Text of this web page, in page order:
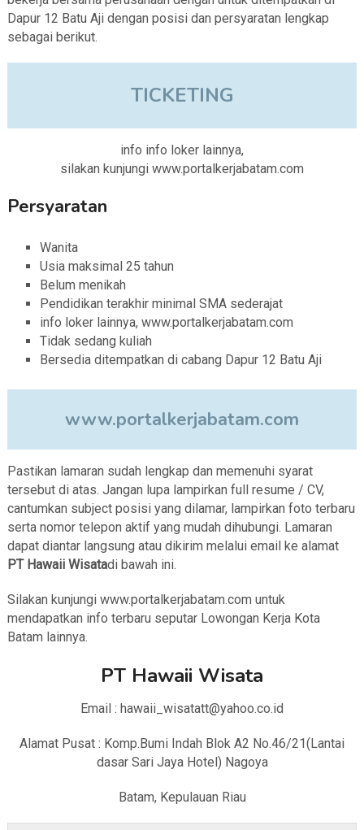
Dapur 12 Batu Aji dengan posisi dan persyaratan lengkap
sebagai berikut.
TICKETING
info info loker lainnya,
silakan kunjungi www.portalkerjabatam.com
Persyaratan
Wanita
Usia maksimal 25 tahun
Belum menikah
Pendidikan terakhir minimal SMA sederajat
info loker lainnya, www.portalkerjabatam.com
Tidak sedang kuliah
Bersedia ditempatkan di cabang Dapur 12 Batu Aji
www.portalkerjabatam.com
Pastikan lamaran sudah lengkap dan memenuhi syarat
tersebut di atas. Jangan lupa lampirkan full resume / CV,
cantumkan subject posisi yang dilamar, lampirkan foto terbaru
serta nomor telepon aktif yang mudah dihubungi. Lamaran
dapat diantar langsung atau dikirim melalui email ke alamat
PT Hawaii Wisatadi bawah ini.
Silakan kunjungi www.portalkerjabatam.com untuk
mendapatkan info terbaru seputar Lowongan Kerja Kota
Batam lainnya.
PT Hawaii Wisata
Email : hawaii_wisatatt@yahoo.co.id
Alamat Pusat : Komp.Bumi Indah Blok A2 No.46/21(Lantai
dasar Sari Jaya Hotel) Nagoya
Batam, Kepulauan Riau